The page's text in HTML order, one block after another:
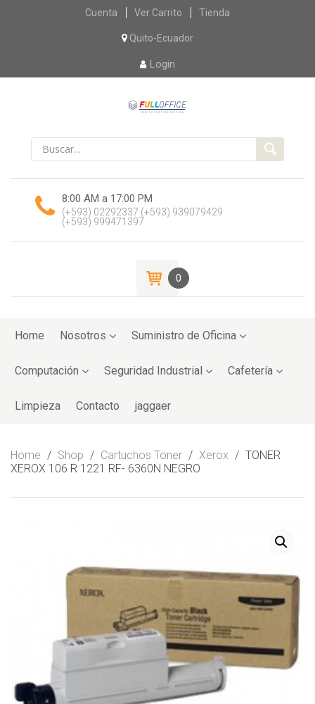
Skip
content
Cuenta Ver Carrito Tienda
Quito-Ecuador
Login
8:00 AM a 17:00 PM
(+593) 02292337 (+593) 939079429
(+593) 999471397
0
toHome Nosotros Suministro de Oficina
Computación Seguridad Industrial Cafetería
Limpieza Contacto jaggaer
Home / Shop / Cartuchos Toner / Xerox / TONER
XEROX 106 R 1221 RF- 6360N NEGRO